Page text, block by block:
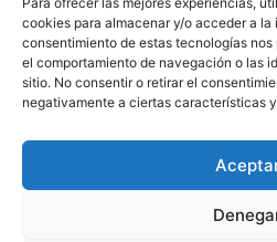
cookies para almacenar y/o acceder a la
consentimiento de estas tecnologías
el comportamiento de navegación o las
sitio. No consentir o retirar el
negativamente a ciertas características
Enviar
Málaga